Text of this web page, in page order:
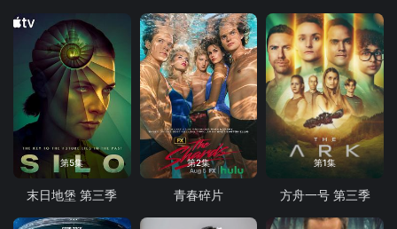
第5集
末日地堡 第三季
第2集
青春碎片
第1集
方舟一号 第三季